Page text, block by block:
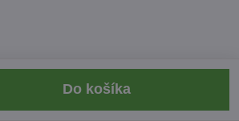
Do košíka